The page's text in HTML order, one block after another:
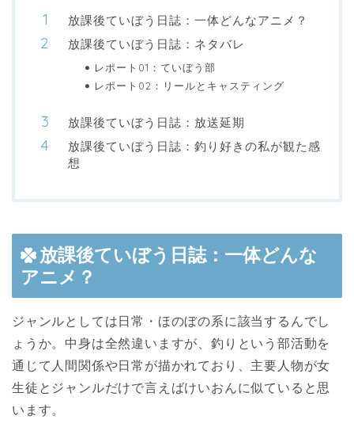
放課後ていぼう日誌：一体どんなアニメ？
放課後ていぼう日誌：ネタバレ
レポート01：ていぼう部
レポート02：リールとキャスティング
放課後ていぼう日誌：放送延期
放課後ていぼう日誌：釣り好きの私が観た感
想
放課後ていぼう日誌：一体どんな
アニメ？
ジャンルとしては日常・ほのぼの系に該当するんでし
ょうか。中身は全然違いますが、釣りという部活動を
通じて人間関係や日常が描かれており、主要人物が女
生徒とジャンルだけで言えばけいおんに似ていると思
います。